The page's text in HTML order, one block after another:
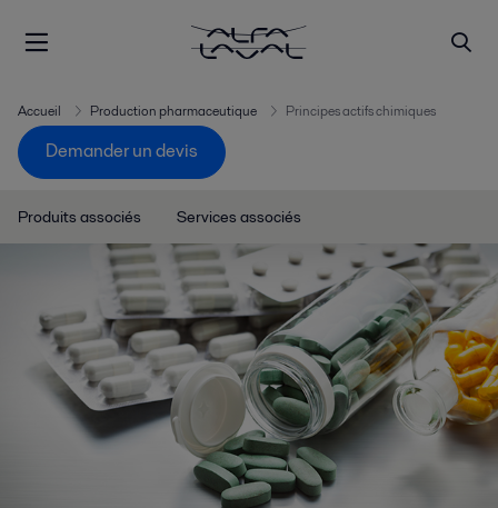
Accueil Production pharmaceutique Principes actifs chimiques
Demander un devis
Produits associés Services associés